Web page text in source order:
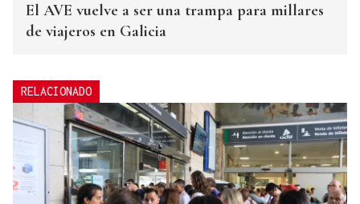
El AVE vuelve a ser una trampa para millares
de viajeros en Galicia
RELACIONADO